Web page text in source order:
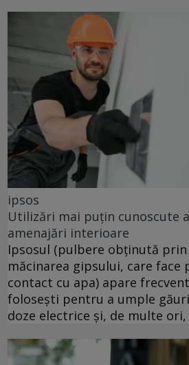
ipsos
Utilizări mai puțin cunoscute
amenajări interioare
Ipsosul (pulbere obținută prin
măcinarea gipsului, care face
contact cu apa) apare
folosești pentru a umple
doze electrice și, de multe